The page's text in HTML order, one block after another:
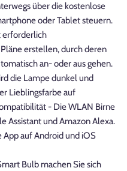
über die kostenlose
oder Tablet steuern.
erforderlich
erstellen, durch deren
an- oder aus gehen.
die Lampe dunkel und
Lieblingsfarbe auf
- Die WLAN Birne
Assistant und Amazon Alexa.
auf Android und iOS
Bulb machen Sie sich